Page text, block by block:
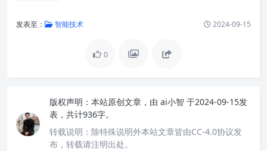
发表至： 智能技术 2024-09-15
0
版权声明： 本站原创文章，由 ai小智 于2024-09-15发
表，共计936字。
转载说明： 除特殊说明外本站文章皆由CC-4.0协议发
布，转载请注明出处。